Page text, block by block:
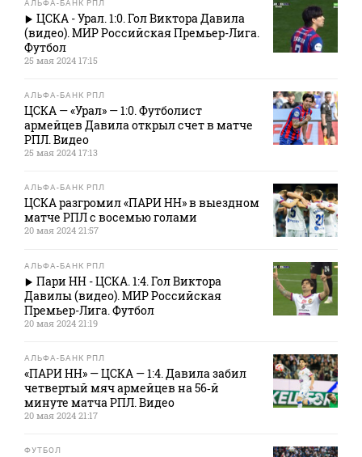
АЛЬФА-БАНК РПЛ
ЦСКА - Урал. 1:0. Гол Виктора Давила
(видео). МИР Российская Премьер-Лига.
Футбол
25 мая 2024 17:15
АЛЬФА-БАНК РПЛ
ЦСКА — «Урал» — 1:0. Футболист
армейцев Давила открыл счет в матче
РПЛ. Видео
25 мая 2024 17:13
АЛЬФА-БАНК РПЛ
ЦСКА разгромил «ПАРИ НН» в выездном
матче РПЛ с восемью голами
20 мая 2024 21:57
АЛЬФА-БАНК РПЛ
Пари НН - ЦСКА. 1:4. Гол Виктора
Давилы (видео). МИР Российская
Премьер-Лига. Футбол
20 мая 2024 21:19
АЛЬФА-БАНК РПЛ
«ПАРИ НН» — ЦСКА — 1:4. Давила забил
четвертый мяч армейцев на 56‑й
минуте матча РПЛ. Видео
20 мая 2024 21:17
ФУТБОЛ